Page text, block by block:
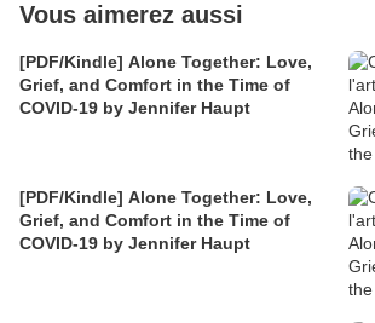
Vous aimerez aussi
[PDF/Kindle] Alone Together: Love,
Grief, and Comfort in the Time of
COVID-19 by Jennifer Haupt
[PDF/Kindle] Alone Together: Love,
Grief, and Comfort in the Time of
COVID-19 by Jennifer Haupt